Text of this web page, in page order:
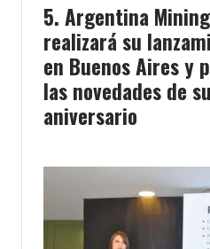
Argentina
realizará su
en Buenos Aires y
las novedades de
aniversario